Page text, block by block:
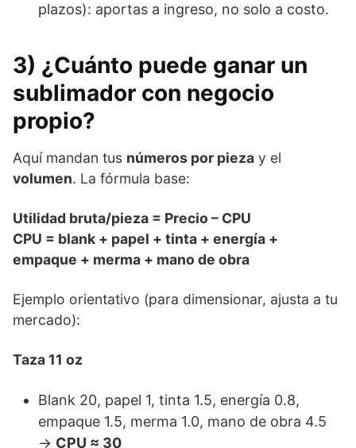
plazos): aportas a ingreso, no solo a costo.
3) ¿Cuánto puede ganar un
sublimador con negocio
propio?
Aquí mandan tus números por pieza y el
volumen. La fórmula base:
Utilidad bruta/pieza = Precio – CPU
CPU = blank + papel + tinta + energía +
empaque + merma + mano de obra
Ejemplo orientativo (para dimensionar, ajusta a tu
mercado):
Taza 11 oz
Blank 20, papel 1, tinta 1.5, energía 0.8,
empaque 1.5, merma 1.0, mano de obra 4.5
→ CPU ≈ 30